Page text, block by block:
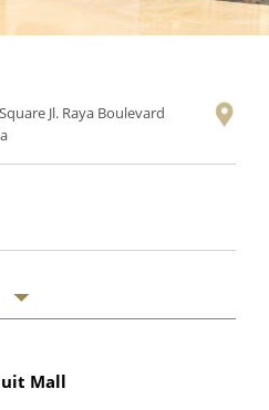
Jl. Raya Boulevard
Mall